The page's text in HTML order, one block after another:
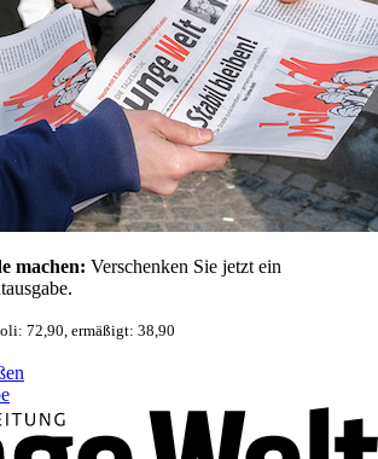
machen: Verschenken Sie jetzt ein
72,90, ermäßigt: 38,90